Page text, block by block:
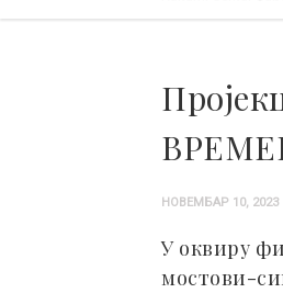
НОВЕМБАР 10, 2023
У оквиру
мостови-